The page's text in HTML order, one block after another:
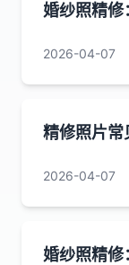
婚纱照精
2026-04-07
精修照片常
2026-04-07
婚纱照精